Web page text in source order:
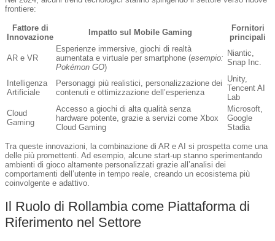
frontiere:
Fattore di
Innovazione
Impatto sul Mobile Gaming
Fornitori
principali
AR e VR
Esperienze immersive, giochi di realtà
aumentata e virtuale per smartphone (esempio:
Pokémon GO)
Niantic,
Snap Inc.
Intelligenza
Artificiale
Personaggi più realistici, personalizzazione dei
contenuti e ottimizzazione dell’esperienza
Unity,
Tencent AI
Lab
Cloud
Gaming
Accesso a giochi di alta qualità senza
hardware potente, grazie a servizi come Xbox
Cloud Gaming
Microsoft,
Google
Stadia
Tra queste innovazioni, la combinazione di AR e AI si prospetta come una
delle più promettenti. Ad esempio, alcune start-up stanno sperimentando
ambienti di gioco altamente personalizzati grazie all’analisi dei
comportamenti dell’utente in tempo reale, creando un ecosistema più
coinvolgente e adattivo.
Il Ruolo di Rollambia come Piattaforma di
Riferimento nel Settore